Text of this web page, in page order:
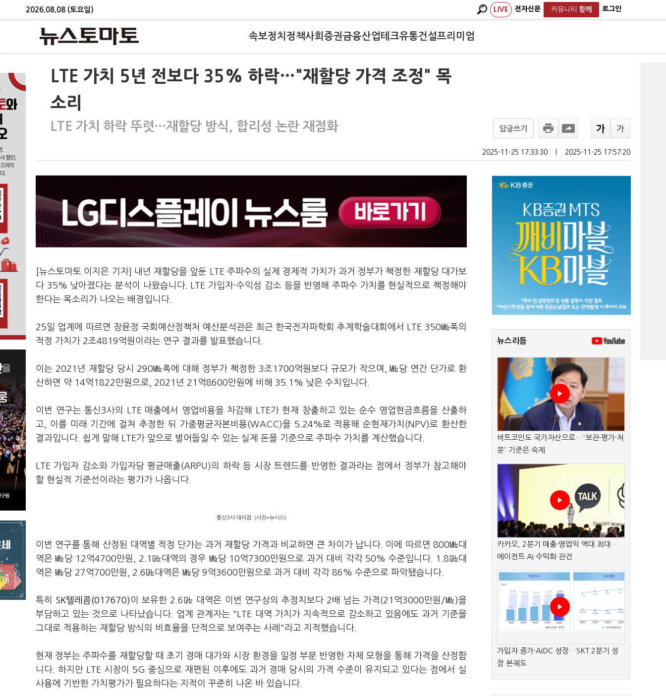
2026.08.08 (토요일) LIVE 전자신문 커뮤니티 함께 로그인
속보정치 정책사회 증권금융산업테크유통건설프리미엄
LTE 가치 5년 전보다 35% 하락…"재할당 가격 조정" 목
소리
LTE 가치 하락 뚜렷…재할당 방식, 합리성 논란 재점화 답글쓰기
2025-11-25 17:33:30 2025-11-25 17:57:20
[뉴스토마토 이지은 기자] 내년 재할당을 앞둔 LTE 주파수의 실제 경제적 가치가 과거 정부가 책정한 재할당 대가보
다 35% 낮아졌다는 분석이 나왔습니다. LTE 가입자·수익성 감소 등을 반영해 주파수 가치를 현실적으로 책정해야
한다는 목소리가 나오는 배경입니다.
25일 업계에 따르면 장윤정 국회예산정책처 예산분석관은 최근 한국전자파학회 추계학술대회에서 LTE 350㎒폭의
적정 가치가 2조4819억원이라는 연구 결과를 발표했습니다.
이는 2021년 재할당 당시 290㎒폭에 대해 정부가 책정한 3조1700억원보다 규모가 작으며, ㎒당 연간 단가로 환
산하면 약 14억1822만원으로, 2021년 21억8600만원에 비해 35.1% 낮은 수치입니다.
이번 연구는 통신3사의 LTE 매출에서 영업비용을 차감해 LTE가 현재 창출하고 있는 순수 영업현금흐름을 산출하
고, 이를 미래 기간에 걸쳐 추정한 뒤 가중평균자본비용(WACC)을 5.24%로 적용해 순현재가치(NPV)로 환산한
결과입니다. 쉽게 말해 LTE가 앞으로 벌어들일 수 있는 실제 돈을 기준으로 주파수 가치를 계산했습니다.
LTE 가입자 감소와 가입자당 평균매출(ARPU)의 하락 등 시장 트렌드를 반영한 결과라는 점에서 정부가 참고해야
할 현실적 기준선이라는 평가가 나옵니다.
통신3사 대리점. (사진=뉴시스)
이번 연구를 통해 산정된 대역별 적정 단가는 과거 재할당 가격과 비교하면 큰 차이가 납니다. 이에 따르면 800㎒대
역은 ㎒당 12억4700만원, 2.1㎓대역의 경우 ㎒당 10억7300만원으로 과거 대비 각각 50% 수준입니다. 1.8㎓대
역은 ㎒당 27억700만원, 2.6㎓대역은 ㎒당 9억3600만원으로 과거 대비 각각 86% 수준으로 파악됐습니다.
특히 SK텔레콤(017670)이 보유한 2.6㎓ 대역은 이번 연구상의 추정치보다 2배 넘는 가격(21억3000만원/㎒)을
부담하고 있는 것으로 나타났습니다. 업계 관계자는 "LTE 대역 가치가 지속적으로 감소하고 있음에도 과거 기준을
그대로 적용하는 재할당 방식의 비효율을 단적으로 보여주는 사례"라고 지적했습니다.
현재 정부는 주파수를 재할당할 때 초기 경매 대가와 시장 환경을 일정 부분 반영한 자체 모형을 통해 가격을 산정합
니다. 하지만 LTE 시장이 5G 중심으로 재편된 이후에도 과거 경매 당시의 가격 수준이 유지되고 있다는 점에서 실
사용에 기반한 가치평가가 필요하다는 지적이 꾸준히 나온 바 있습니다.
뉴스리듬
비트코인도 국가자산으로…'보관·평가·처
분' 기준은 숙제
카카오, 2분기 매출·영업익 역대 최대…
에이전트 AI 수익화 관건
가입자 증가·AIDC 성장…SKT 2분기 성
장 본궤도